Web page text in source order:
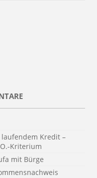
Kredit –
Kriterium
mit Bürge